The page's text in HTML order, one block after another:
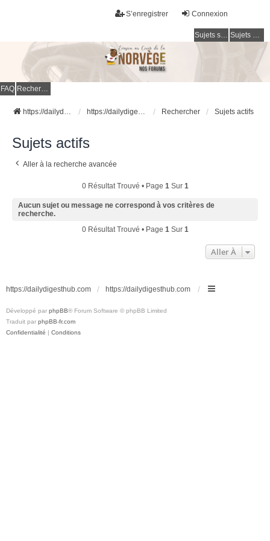
Connexion
S’enregistrer
Sujets sans réponse Sujets actifs
FAQ Rechercher
https://dailydigesthub.com https://dailydigesthub.com Rechercher Sujets actifs
Sujets actifs
Aller à la recherche avancée
0 Résultat Trouvé • Page 1Sur 1
Aucun sujet ou message ne correspond à vos critères de
recherche.
0 Résultat Trouvé • Page 1Sur 1
Aller À
https://dailydigesthub.com https://dailydigesthub.com
Développé par phpBB® Forum Software © phpBB Limited
Traduit par phpBB-fr.com
Confidentialité | Conditions